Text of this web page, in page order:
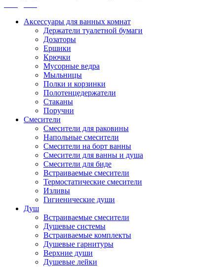
Аксессуары для ванных комнат
Держатели туалетной бумаги
Дозаторы
Ершики
Крючки
Мусорные ведра
Мыльницы
Полки и корзинки
Полотенцедержатели
Стаканы
Поручни
Смесители
Смесители для раковины
Напольные смесители
Смесители на борт ванны
Смесители для ванны и душа
Смесители для биде
Встраиваемые смесители
Термостатические смесители
Изливы
Гигиенические души
Душ
Встраиваемые смесители
Душевые системы
Встраиваемые комплекты
Душевые гарнитуры
Верхние души
Душевые лейки